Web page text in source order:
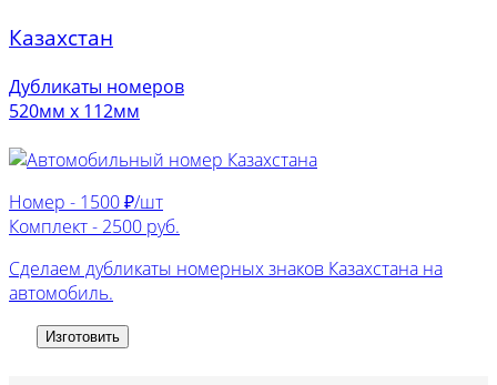
Казахстан
Дубликаты номеров
520мм х 112мм
Номер - 1500 ₽/шт
Комплект - 2500 руб.
Сделаем дубликаты номерных знаков Казахстана на
автомобиль.
Изготовить